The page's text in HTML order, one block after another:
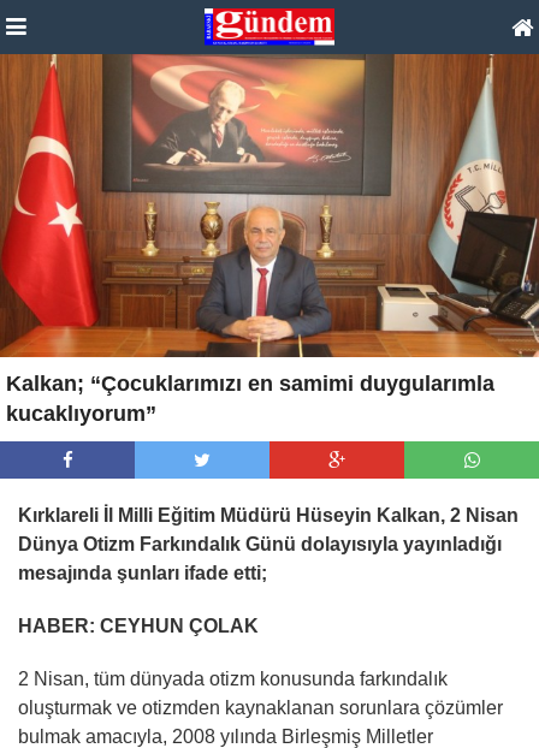
Kalkan; “Çocuklarımızı en samimi duygularımla
kucaklıyorum”
Kırklareli İl Milli Eğitim Müdürü Hüseyin Kalkan, 2 Nisan
Dünya Otizm Farkındalık Günü dolayısıyla yayınladığı
mesajında şunları ifade etti;
HABER: CEYHUN ÇOLAK
2 Nisan, tüm dünyada otizm konusunda farkındalık
oluşturmak ve otizmden kaynaklanan sorunlara çözümler
bulmak amacıyla, 2008 yılında Birleşmiş Milletler